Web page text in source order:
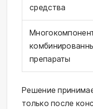
средства
препараты
Решение
только после